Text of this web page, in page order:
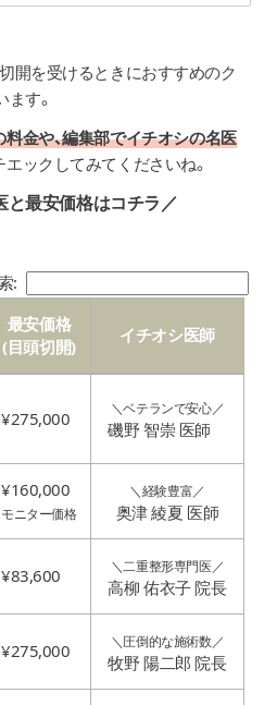
開を受けるときにおすすめのク
す。
金や、編集部でイチオシの名医
ックしてみてくださいね。
と最安価格はコチラ／
:
最安価格
(目頭切開)
イチオシ医師
(目頭切開)
¥275,000
＼ベテランで安心／
磯野 智崇 医師
¥160,000
モニター価格
＼経験豊富／
奥津 綾夏 医師
¥83,600 ＼二重整形専門医／
高柳 佑衣子 院長
¥275,000 ＼圧倒的な施術数／
牧野 陽二郎 院長